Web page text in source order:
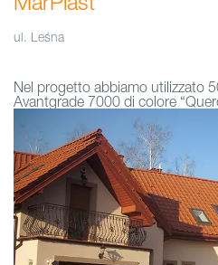
ul. Leśna
Nel progetto abbiamo utilizzato
Avantgrade 7000 di colore